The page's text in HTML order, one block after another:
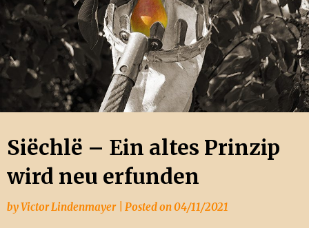
Siëchlë – Ein altes Prinzip
wird neu erfunden
byVictor Lindenmayer Posted on04/11/2021